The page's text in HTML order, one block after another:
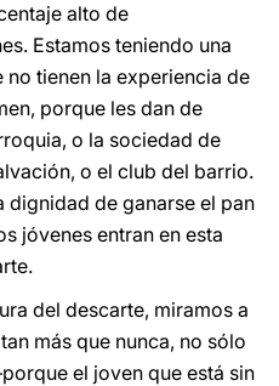
alto de
Estamos teniendo una
tienen la experiencia de
porque les dan de
o la sociedad de
o el club del barrio.
dignidad de ganarse el pan
jóvenes entran en esta
del descarte, miramos a
más que nunca, no sólo
el joven que está sin